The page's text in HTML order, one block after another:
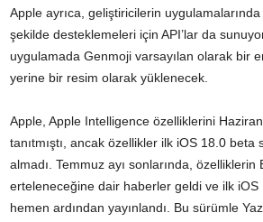
Apple ayrıca, geliştiricilerin
şekilde desteklemeleri için API’lar da
uygulamada Genmoji varsayılan olarak bir
yerine bir resim olarak yüklenecek.
Apple, Apple Intelligence özelliklerini Haziran
tanıtmıştı, ancak özellikler ilk iOS 18.0 beta
almadı. Temmuz ayı sonlarında, özelliklerin
erteleneceğine dair haberler geldi ve ilk
hemen ardından yayınlandı. Bu sürümle